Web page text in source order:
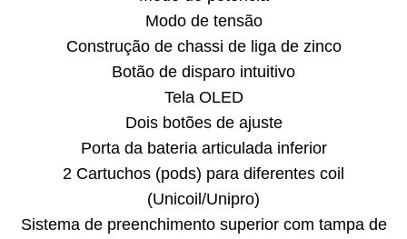
Modo de tensão
Construção de chassi de liga de zinco
Botão de disparo intuitivo
Tela OLED
Dois botões de ajuste
Porta da bateria articulada inferior
2 Cartuchos (pods) para diferentes coil
(Unicoil/Unipro)
Sistema de preenchimento superior com tampa de